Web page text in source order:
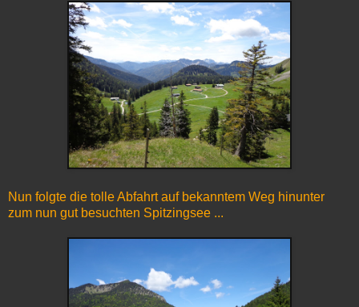
Nun folgte die tolle Abfahrt auf bekanntem Weg hinunter
zum nun gut besuchten Spitzingsee ...